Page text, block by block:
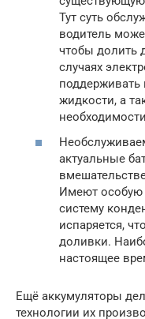
Тут суть
водитель
чтобы долить
случаях
жидкости, а
актуальные
Имеют особую
систему
испаряется,
доливки.
настоящее
Ещё аккумуляторы
технологии их